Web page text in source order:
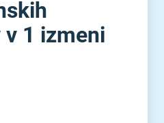
1 izmeni